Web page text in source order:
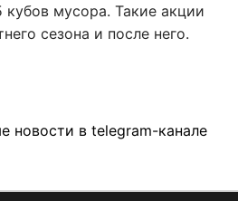
мусора. Такие акции
сезона и после него.
новости в telegram-канале